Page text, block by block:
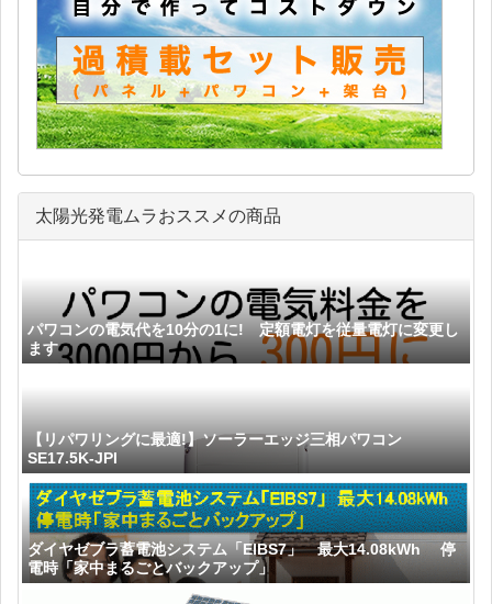
太陽光発電ムラおススメの商品
パワコンの電気代を10分の1に! 定額電灯を従量電灯に変更し
ます
【リパワリングに最適!】ソーラーエッジ三相パワコン
SE17.5K-JPI
ダイヤゼブラ蓄電池システム「EIBS7」 最大14.08kWh 停
電時「家中まるごとバックアップ」